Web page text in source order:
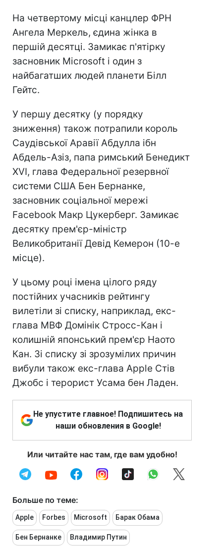
На четвертому місці канцлер ФРН
Ангела Меркель, єдина жінка в
першій десятці. Замикає п'ятірку
засновник Microsoft і один з
найбагатших людей планети Білл
Гейтс.
У першу десятку (у порядку
зниження) також потрапили король
Саудівської Аравії Абдулла ібн
Абдель-Азіз, папа римський Бенедикт
XVI, глава Федеральної резервної
системи США Бен Бернанке,
засновник соціальної мережі
Facebook Макр Цукерберг. Замикає
десятку прем'єр-міністр
Великобританії Девід Кемерон (10-е
місце).
У цьому році імена цілого ряду
постійних учасників рейтингу
вилетіли зі списку, наприклад, екс-
глава МВФ Домінік Стросс-Кан і
колишній японський прем'єр Наото
Кан. Зі списку зі зрозумілих причин
вибули також екс-глава Apple Стів
Джобс і терорист Усама бен Ладен.
Не упустите главное! Подпишитесь на
наши обновления в Google!
Или читайте нас там, где вам удобно!
Больше по теме:
Apple Forbes Microsoft Барак Обама
Бен Бернанке Владимир Путин